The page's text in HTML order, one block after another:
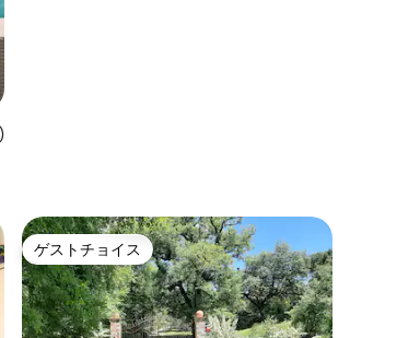
件、5つ星中5.0つ星の平均評価
ゲストチョイス
ゲストチョイス